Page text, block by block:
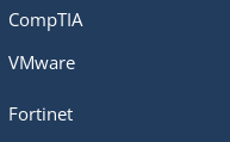
CompTIA
VMware
Fortinet